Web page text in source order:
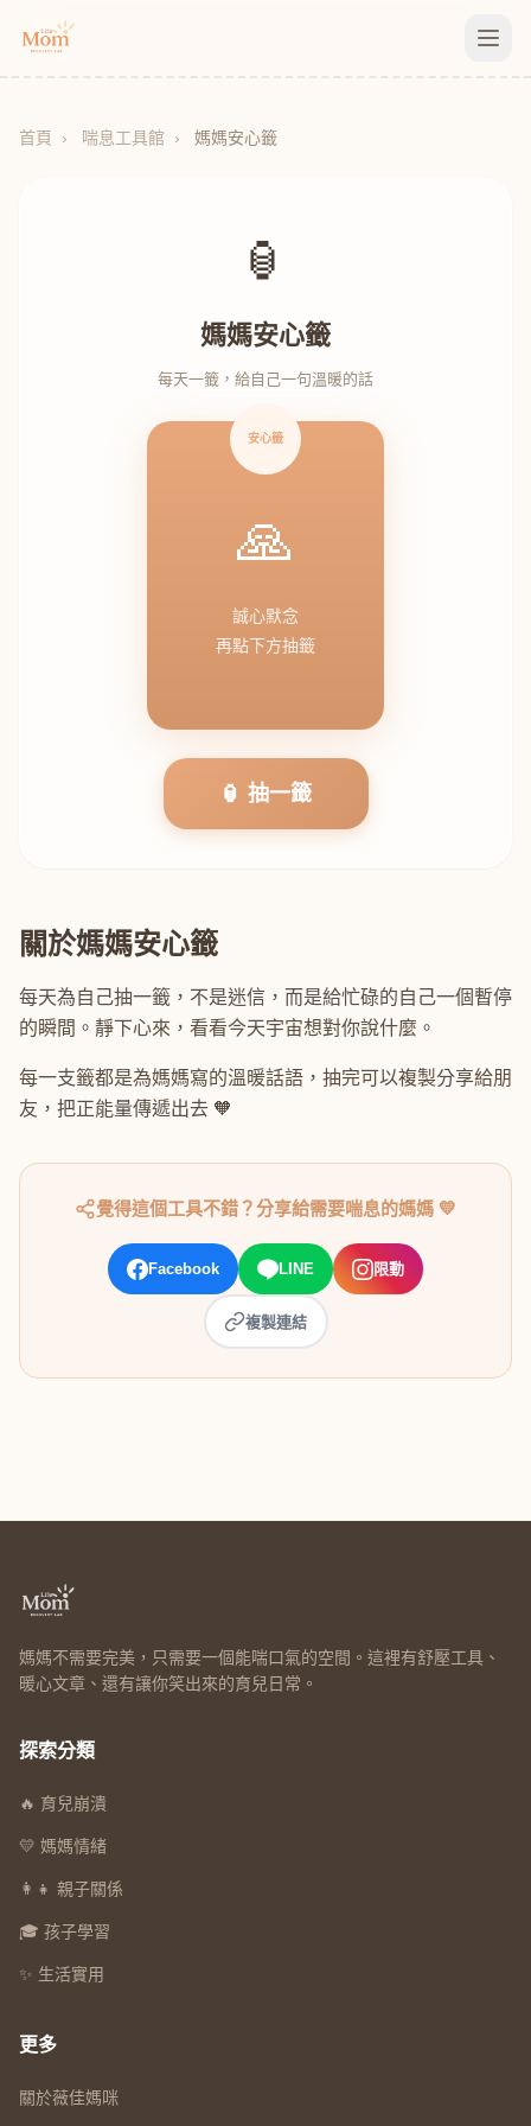
首頁 › 喘息工具館 › 媽媽安心籤
🏮
媽媽安心籤
每天一籤，給自己一句溫暖的話
安心籤
🙏
誠心默念
再點下方抽籤
🏮 抽一籤
關於媽媽安心籤
每天為自己抽一籤，不是迷信，而是給忙碌的自己一個暫停
的瞬間。靜下心來，看看今天宇宙想對你說什麼。
每一支籤都是為媽媽寫的溫暖話語，抽完可以複製分享給朋
友，把正能量傳遞出去 🧡
覺得這個工具不錯？分享給需要喘息的媽媽 💛
Facebook LINE 限動
複製連結
媽媽不需要完美，只需要一個能喘口氣的空間。這裡有舒壓工具、
暖心文章、還有讓你笑出來的育兒日常。
探索分類
🔥 育兒崩潰
💛 媽媽情緒
👩‍👧 親子關係
🎓 孩子學習
✨ 生活實用
更多
關於薇佳媽咪